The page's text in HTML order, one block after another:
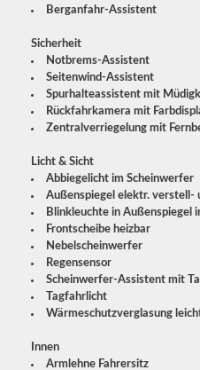
Berganfahr-Assistent
Sicherheit
Notbrems-Assistent
Seitenwind-Assistent
Spurhalteassistent mit
Rückfahrkamera mit
Zentralverriegelung mit
Licht & Sicht
Abbiegelicht im Scheinwerfer
Außenspiegel elektr. verstell-
Blinkleuchte in Außenspiegel
Frontscheibe heizbar
Nebelscheinwerfer
Regensensor
Scheinwerfer-Assistent mit
Tagfahrlicht
Wärmeschutzverglasung
Innen
Armlehne Fahrersitz